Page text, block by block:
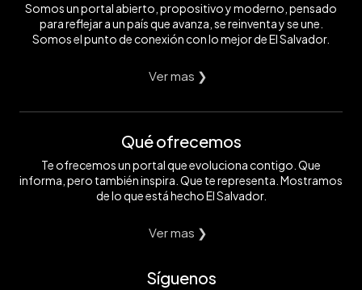
Somos un portal abierto, propositivo y moderno, pensado
para reflejar a un país que avanza, se reinventa y se une.
Somos el punto de conexión con lo mejor de El Salvador.
Ver mas ❯
Qué ofrecemos
Te ofrecemos un portal que evoluciona contigo. Que
informa, pero también inspira. Que te representa. Mostramos
de lo que está hecho El Salvador.
Ver mas ❯
Síguenos